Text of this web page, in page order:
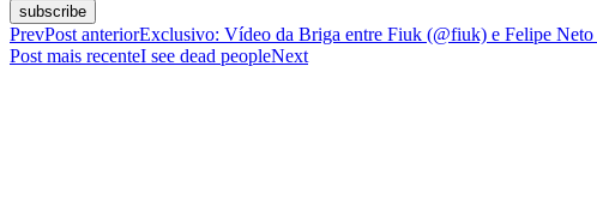
subscribe
PrevPost anteriorExclusivo: Vídeo da Briga entre Fiuk (@fiuk) e Felipe
Post mais recenteI see dead peopleNext